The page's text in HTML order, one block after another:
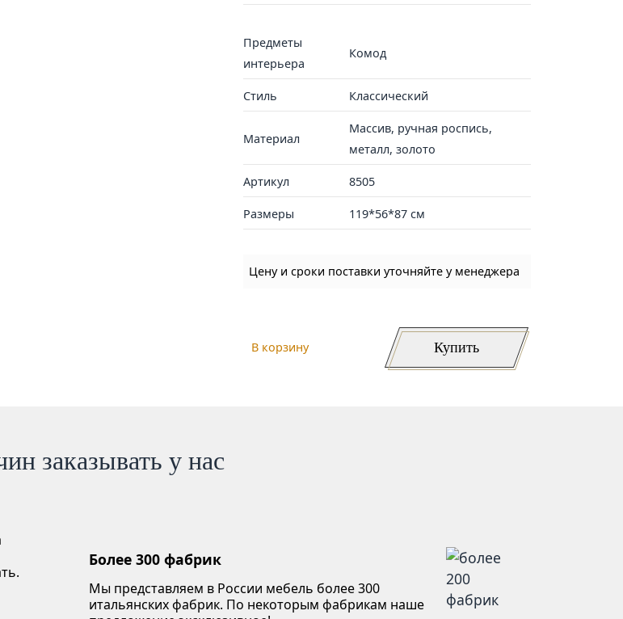
Предметы
интерьера
Комод
Стиль Классический
Материал
Массив, ручная роспись,
металл, золото
Артикул 8505
Размеры 119*56*87 см
Цену и сроки поставки уточняйте у менеджера
В корзину Купить
заказывать у нас
Более 300 фабрик
Мы представляем в России мебель более 300
итальянских фабрик. По некоторым фабрикам наше